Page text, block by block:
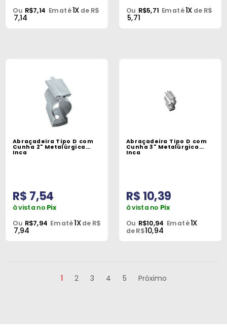
Ou R$7,14 Em até1X de R$
7,14
Ou R$5,71 Em até1X de R$
5,71
Abraçadeira Tipo D com
Cunha 2" Metalúrgica
Inca
R$ 7,54
à vista no Pix
Ou R$7,94 Em até1Xde R$
7,94
Abraçadeira Tipo D com
Cunha 3" Metalúrgica
Inca
R$ 10,39
à vista no Pix
Ou R$10,94 Em até1X
de R$10,94
1 2 3 4 5 Próximo